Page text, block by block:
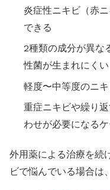
炎症性ニキビ（赤
できる
2種類の成分が異な
性菌が生まれにくい
軽度〜中等度のニ
重症ニキビや繰り
わせが必要になる
外用薬による治療を続
ビで悩んでいる場合は